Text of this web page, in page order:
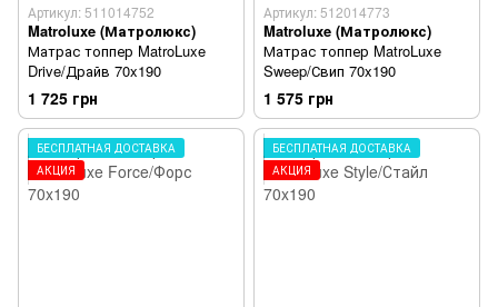
Артикул: 511014752
Matroluxe (Матролюкс)
Матрас топпер MatroLuxe
Drive/Драйв 70x190
1 725 грн
Артикул: 512014773
Matroluxe (Матролюкс)
Матрас топпер MatroLuxe
Sweep/Свип 70x190
1 575 грн
БЕСПЛАТНАЯ ДОСТАВКА
АКЦИЯ
БЕСПЛАТНАЯ ДОСТАВКА
АКЦИЯ